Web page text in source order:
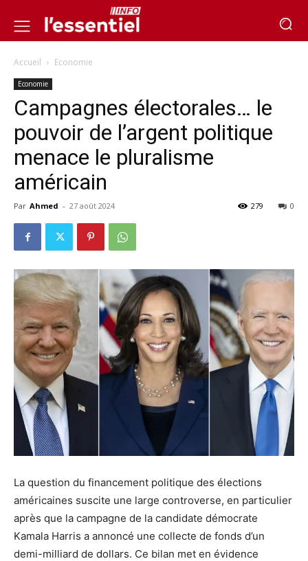
Accueil Economie
Economie
Campagnes électorales… le
pouvoir de l’argent politique
menace le pluralisme
américain
Par Ahmed - 27 août 2024 0
279
La question du financement politique des élections
américaines suscite une large controverse, en particulier
après que la campagne de la candidate démocrate
Kamala Harris a annoncé une collecte de fonds d’un
demi-milliard de dollars. Ce bilan met en évidence